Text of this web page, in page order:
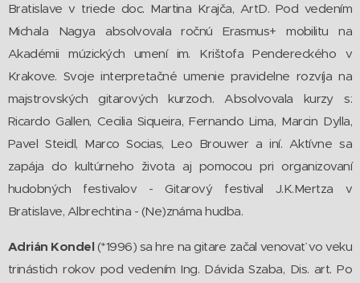
Bratislave v triede doc. Martina Krajča, ArtD. Pod vedením
Michala Nagya absolvovala ročnú Erasmus+ mobilitu na
Akadémii múzických umení im. Krištofa Pendereckého v
Krakove. Svoje interpretačné umenie pravidelne rozvíja na
majstrovských gitarových kurzoch. Absolvovala kurzy s:
Ricardo Gallen, Cecilia Siqueira, Fernando Lima, Marcin Dylla,
Pavel Steidl, Marco Socias, Leo Brouwer a iní. Aktívne sa
zapája do kultúrneho života aj pomocou pri organizovaní
hudobných festivalov - Gitarový festival J.K.Mertza v
Bratislave, Albrechtina - (Ne)známa hudba.
Adrián Kondel(*1996) sa hre na gitare začal venovať vo veku
trinástich rokov pod vedením Ing. Dávida Szaba, Dis. art. Po